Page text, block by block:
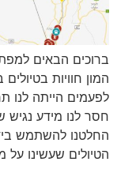
ברוכים הבאים
המון חוויות
לפעמים הייתה לנו
חסר לנו מידע
החלטנו להשתמש
הטיולים שעשינו